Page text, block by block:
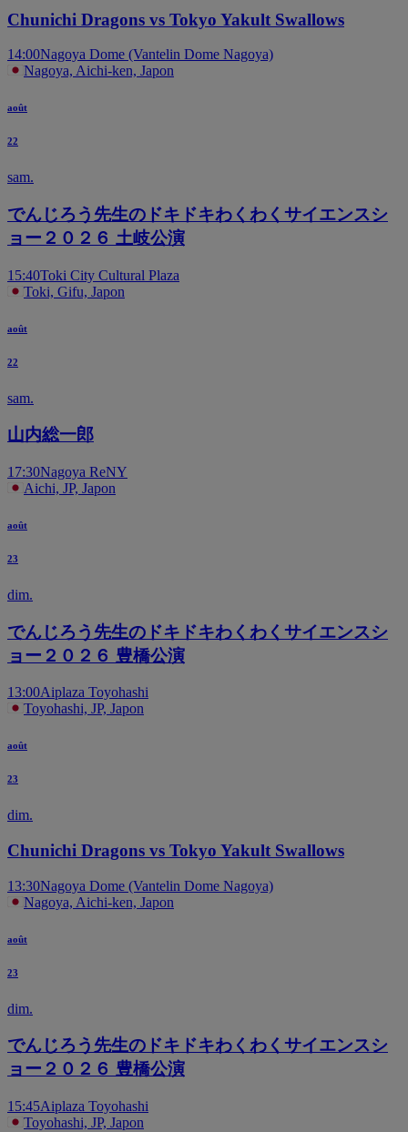
Chunichi Dragons vs Tokyo Yakult Swallows
14:00Nagoya Dome (Vantelin Dome Nagoya)
Nagoya, Aichi-ken, Japon
août
22
sam.
でんじろう先生のドキドキわくわくサイエンスシ
ョー２０２６ 土岐公演
15:40Toki City Cultural Plaza
Toki, Gifu, Japon
août
22
sam.
山内総一郎
17:30Nagoya ReNY
Aichi, JP, Japon
août
23
dim.
でんじろう先生のドキドキわくわくサイエンスシ
ョー２０２６ 豊橋公演
13:00Aiplaza Toyohashi
Toyohashi, JP, Japon
août
23
dim.
Chunichi Dragons vs Tokyo Yakult Swallows
13:30Nagoya Dome (Vantelin Dome Nagoya)
Nagoya, Aichi-ken, Japon
août
23
dim.
でんじろう先生のドキドキわくわくサイエンスシ
ョー２０２６ 豊橋公演
15:45Aiplaza Toyohashi
Toyohashi, JP, Japon